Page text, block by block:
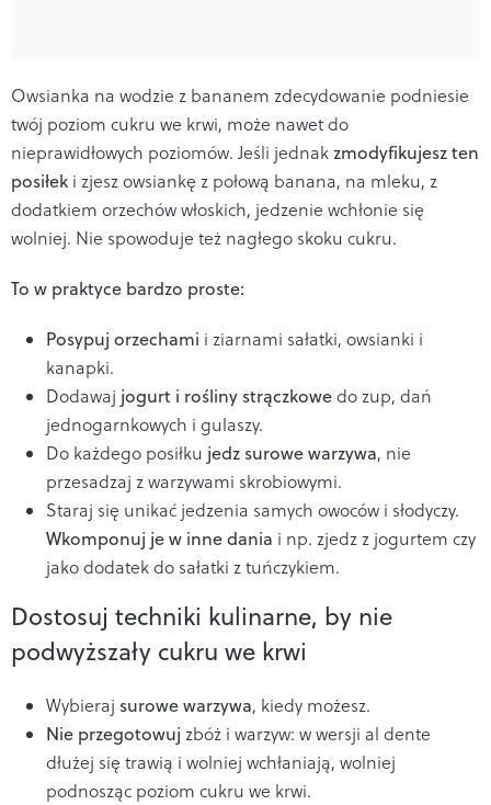
Owsianka na wodzie z bananem zdecydowanie podniesie
twój poziom cukru we krwi, może nawet do
nieprawidłowych poziomów. Jeśli jednakzmodyfikujesz ten
posiłek i zjesz owsiankę z połową banana, na mleku, z
dodatkiem orzechów włoskich, jedzenie wchłonie się
wolniej. Nie spowoduje też nagłego skoku cukru.
To w praktyce bardzo proste:
Posypuj orzechami i ziarnami sałatki, owsianki i
kanapki.
Dodawaj jogurt i rośliny strączkowedo zup, dań
jednogarnkowych i gulaszy.
Do każdego posiłku jedz surowe warzywa, nie
przesadzaj z warzywami skrobiowymi.
Staraj się unikać jedzenia samych owoców i słodyczy.
Wkomponuj je w inne dania i np. zjedz z jogurtem czy
jako dodatek do sałatki z tuńczykiem.
Dostosuj techniki kulinarne, by nie
podwyższały cukru we krwi
Wybieraj surowe warzywa, kiedy możesz.
Nie przegotowuj zbóż i warzyw: w wersji al dente
dłużej się trawią i wolniej wchłaniają, wolniej
podnosząc poziom cukru we krwi.